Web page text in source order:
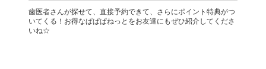
歯医者さんが探せて、直接予約できて、さらにポイント特典がつ
いてくる！お得なぱぱぱねっとをお友達にもぜひ紹介してくださ
いね☆